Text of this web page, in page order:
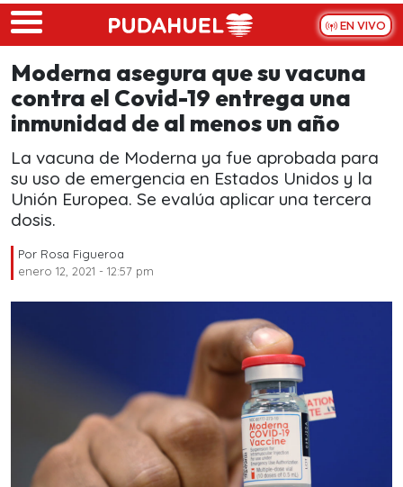
Skip to main content
EN VIVO
Moderna asegura que su vacuna
contra el Covid-19 entrega una
inmunidad de al menos un año
La vacuna de Moderna ya fue aprobada para
su uso de emergencia en Estados Unidos y la
Unión Europea. Se evalúa aplicar una tercera
dosis.
Por Rosa Figueroa
enero 12, 2021 - 12:57 pm